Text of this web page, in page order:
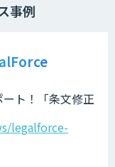
事例
ト！「条文修正
legalforce-